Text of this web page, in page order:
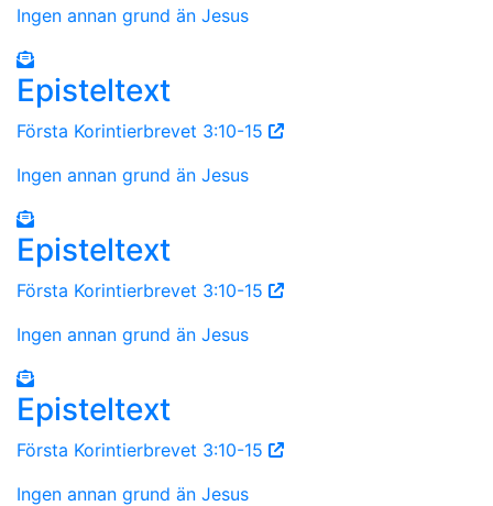
Ingen annan grund än Jesus
Episteltext
Första Korintierbrevet 3:10-15
Ingen annan grund än Jesus
Episteltext
Första Korintierbrevet 3:10-15
Ingen annan grund än Jesus
Episteltext
Första Korintierbrevet 3:10-15
Ingen annan grund än Jesus